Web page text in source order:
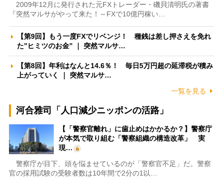
2009年12月に発行された元FXトレーダー・磯貝清明氏の著書
『突然マルサがやって来た！～FXで10億円稼い…
【第9回】もう一度FXでリベンジ！ 種銭は差し押さえを免れ
た”ヒミツのお金” ｜ 突然マルサ…
【第8回】年利はなんと14.6％！ 毎日5万円超の延滞税が積み
上がっていく ｜ 突然マルサ…
一覧を見る
河合雅司「人口減少ニッポンの活路」
【「警察官離れ」に歯止めはかかるか？】警察庁
が本気で取り組む「警察組織の構造改革」 実
現…
警察庁が目下、頭を悩ませているのが「警察官不足」だ。警察
官の採用試験の受験者数は10年間で2分の1以…